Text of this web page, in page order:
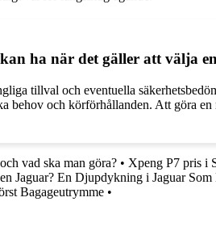
ha när det gäller att välja
tillval och eventuella
behov och körförhållanden. Att göra
vad ska man göra? • Xpeng P7 pris i
Jaguar? En Djupdykning i Jaguar
Bagageutrymme •